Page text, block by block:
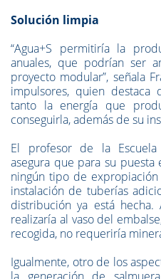
Solución limpia
“Agua+S permitiría la
anuales, que podrían ser
proyecto modular”, señala
impulsores, quien
tanto la energía que
conseguirla, además de su
El profesor de la Escuela
asegura que para su
ningún tipo de
instalación de tuberías
distribución ya está
realizaría al vaso del
recogida, no requeriría
Igualmente, otro de los